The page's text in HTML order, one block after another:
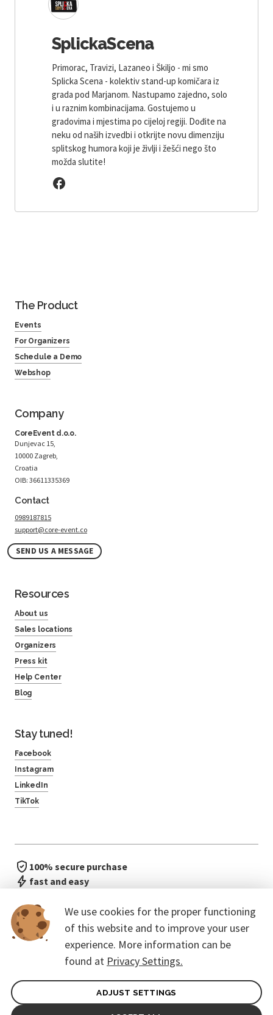
SplickaScena
Primorac, Travizi, Lazaneo i Škiljo - mi smo
Splicka Scena - kolektiv stand-up komičara iz
grada pod Marjanom. Nastupamo zajedno, solo
i u raznim kombinacijama. Gostujemo u
gradovima i mjestima po cijeloj regiji. Dođite na
neku od naših izvedbi i otkrijte novu dimenziju
splitskog humora koji je življi i žešći nego što
možda slutite!
We use cookies for the proper functioning
of this website and to improve your user
experience. More information can be
found at Privacy Settings.
ADJUST SETTINGS
The Product
Events
For Organizers
Schedule a Demo
Webshop
Company
CoreEvent d.o.o.
Dunjevac 15,
10000 Zagreb,
Croatia
OIB: 36611335369
Contact
0989187815
support@core-event.co
SEND US A MESSAGE
Resources
About us
Sales locations
Organizers
Press kit
Help Center
Blog
Stay tuned!
Facebook
Instagram
LinkedIn
TikTok
100% secure purchase
fast and easy
General terms of contract for Customers
Protection of personal data